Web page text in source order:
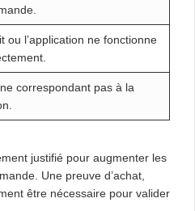
ou l’application ne fonctionne
correspondant pas à la
justifié pour augmenter les
Une preuve d’achat,
être nécessaire pour valider